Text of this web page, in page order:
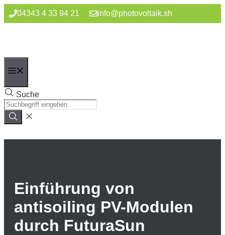
Zum
Inhalt
springen
04343 4 33 94 21 info@photovoltaik.sh
Suche
Einführung von
antisoiling PV-Modulen
durch FuturaSun